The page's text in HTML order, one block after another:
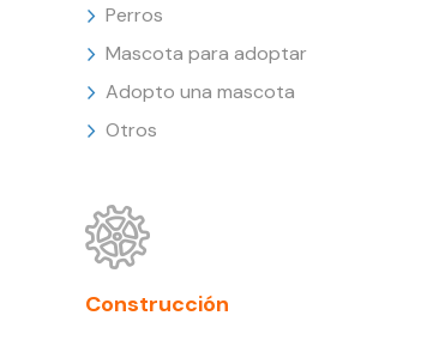
Perros
Mascota para adoptar
Adopto una mascota
Otros
Construcción